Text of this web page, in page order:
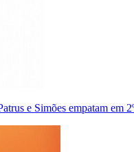
e Simões empatam em